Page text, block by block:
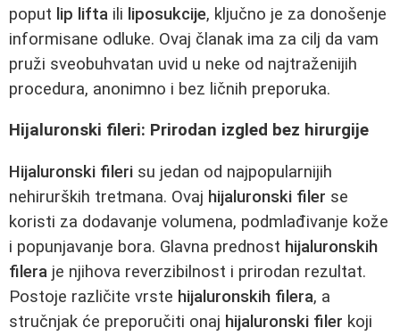
poput lip lifta ili liposukcije, ključno je za donošenje
informisane odluke. Ovaj članak ima za cilj da vam
pruži sveobuhvatan uvid u neke od najtraženijih
procedura, anonimno i bez ličnih preporuka.
Hijaluronski fileri: Prirodan izgled bez hirurgije
Hijaluronski fileri su jedan od najpopularnijih
nehirurških tretmana. Ovaj hijaluronski filer se
koristi za dodavanje volumena, podmlađivanje kože
i popunjavanje bora. Glavna prednost hijaluronskih
filera je njihova reverzibilnost i prirodan rezultat.
Postoje različite vrste hijaluronskih filera, a
stručnjak će preporučiti onaj hijaluronski filer koji